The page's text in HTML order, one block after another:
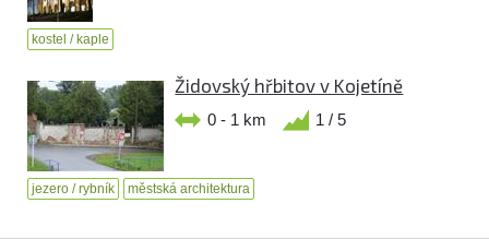
kostel / kaple
Židovský hřbitov v Kojetíně
0 - 1 km 1 / 5
jezero / rybník městská architektura